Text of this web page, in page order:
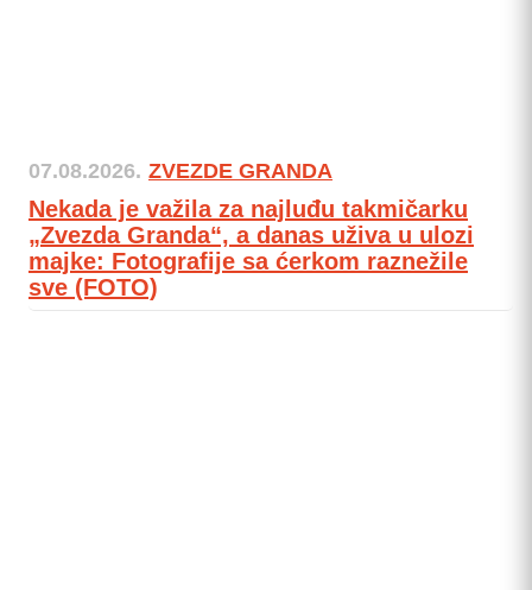
07.08.2026. ZVEZDE GRANDA
Nekada je važila za najluđu takmičarku
„Zvezda Granda“, a danas uživa u ulozi
majke: Fotografije sa ćerkom raznežile
sve (FOTO)